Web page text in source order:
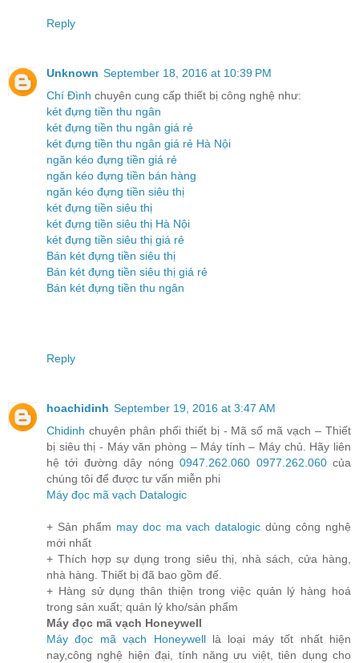
Reply
Unknown September 18, 2016 at 10:39 PM
Chí Đình chuyên cung cấp thiết bị công nghệ như:
két đựng tiền thu ngân
két đựng tiền thu ngân giá rẻ
két đựng tiền thu ngân giá rẻ Hà Nội
ngăn kéo đựng tiền giá rẻ
ngăn kéo đựng tiền bán hàng
ngăn kéo đựng tiền siêu thị
két đựng tiền siêu thị
két đựng tiền siêu thị Hà Nội
két đựng tiền siêu thị giá rẻ
Bán két đựng tiền siêu thị
Bán két đựng tiền siêu thị giá rẻ
Bán két đựng tiền thu ngân
Reply
hoachidinh September 19, 2016 at 3:47 AM
Chidinh chuyên phân phối thiết bị - Mã số mã vạch – Thiết
bị siêu thị - Máy văn phòng – Máy tính – Máy chủ. Hãy liên
hệ tới đường dây nóng0947.262.060 0977.262.060của
chúng tôi để được tư vấn miễn phi
Máy đọc mã vạch Datalogic
+ Sản phẩm may doc ma vach datalogic dùng công nghệ
mới nhất
+ Thích hợp sự dụng trong siêu thị, nhà sách, cửa hàng,
nhà hàng. Thiết bị đã bao gồm đế.
+ Hàng sử dụng thân thiện trong việc quản lý hàng hoá
trong sản xuất; quản lý kho/sản phẩm
Máy đọc mã vạch Honeywell
Máy đọc mã vạch Honeywelllà loại máy tốt nhất hiện
nay,công nghệ hiện đại, tính năng ưu việt, tiên dụng cho